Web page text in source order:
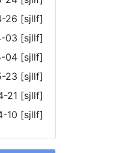
26 [sjllf]
03 [sjllf]
04 [sjllf]
23 [sjllf]
21 [sjllf]
10 [sjllf]